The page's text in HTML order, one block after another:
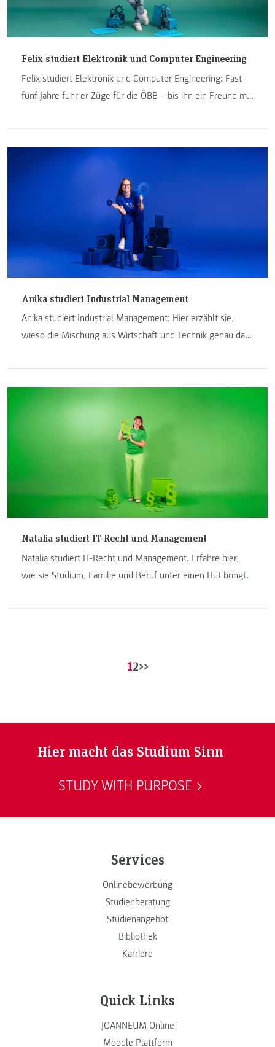
Felix studiert Elektronik und Computer Engineering
Felix studiert Elektronik und Computer Engineering: Fast
fünf Jahre fuhr er Züge für die ÖBB – bis ihn ein Freund mit
wagte. Im Interview erzählt er, warum Praxis für ihn keine
Ergänzung zur Theorie ist, sondern der eigentliche Kern
Anika studiert Industrial Management
Anika studiert Industrial Management: Hier erzählt sie,
wieso die Mischung aus Wirtschaft und Technik genau das
Natalia studiert IT-Recht und Management
Natalia studiert IT-Recht und Management. Erfahre hier,
wie sie Studium, Familie und Beruf unter einen Hut bringt.
12>>
Hier macht das Studium Sinn
STUDY WITH PURPOSE
Services
Onlinebewerbung
Studienberatung
Studienangebot
Bibliothek
Karriere
Quick Links
JOANNEUM Online
Moodle Plattform